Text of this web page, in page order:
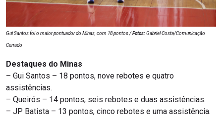
Gui Santos foi o maior pontuador do Minas, com 18 pontos /Fotos:Gabriel Costa/Comunicação
Cerrado
Destaques do Minas
– Gui Santos – 18 pontos, nove rebotes e quatro
assistências.
– Queirós – 14 pontos, seis rebotes e duas assistências.
– JP Batista – 13 pontos, cinco rebotes e uma assistência.